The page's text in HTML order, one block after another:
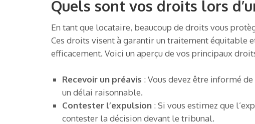
Quels sont vos droits lors
En tant que locataire, beaucoup de droits vous
Ces droits visent à garantir un traitement équitable
efficacement. Voici un aperçu de vos principaux
Recevoir un préavis : Vous devez être informé
un délai raisonnable.
Contester l’expulsion : Si vous estimez que
contester la décision devant le tribunal.